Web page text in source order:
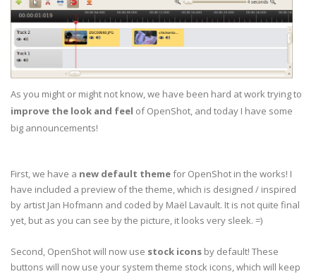
As you might or might not know, we have been hard at work trying to
improve the look and feel of OpenShot, and today I have some
big announcements!
First, we have a new default themefor OpenShot in the works! I
have included a preview of the theme, which is designed / inspired
by artist Jan Hofmann and coded by Maël Lavault. It is not quite final
yet, but as you can see by the picture, it looks very sleek. =)
Second, OpenShot will now use stock icons by default! These
buttons will now use your system theme stock icons, which will keep